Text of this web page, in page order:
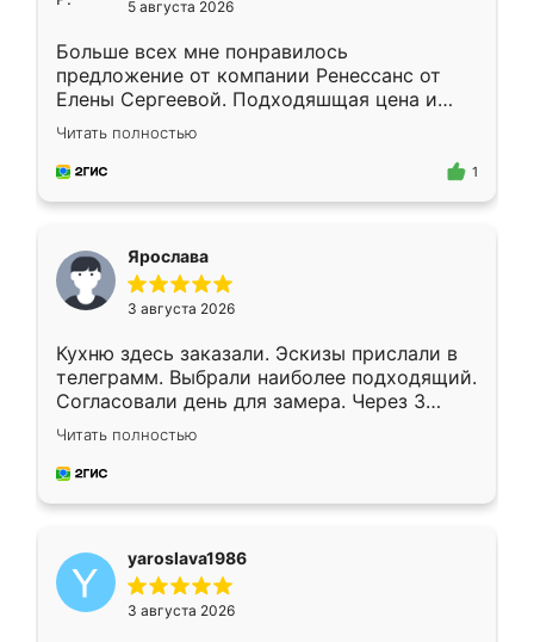
5 августа 2026
Больше всех мне понравилось
предложение от компании Ренессанс от
Елены Сергеевой. Подходяшщая цена и
короткие сроки изготовления. Приехавший
для замера сотрудник Владислав
предложил по моему эскизу самый
Читать полностью
1
Ярослава
3 августа 2026
Кухню здесь заказали. Эскизы прислали в
телеграмм. Выбрали наиболее подходящий.
Согласовали день для замера. Через 3
недели кухня была уже готова. Остались
довольны работой. Спасибо Ренессанс
мебель за качественную работу!
Читать полностью
yaroslava1986
3 августа 2026